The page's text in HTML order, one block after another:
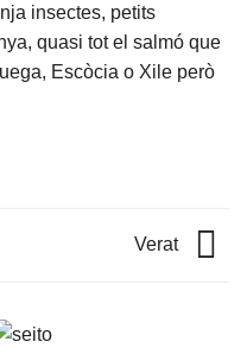
insectes, petits
quasi tot el salmó que
Escòcia o Xile però
Verat